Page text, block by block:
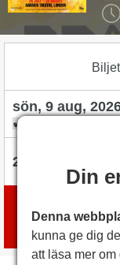
Din
Denna
kunna ge dig
att läsa mer